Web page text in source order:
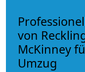
von
McKinney
Umzug